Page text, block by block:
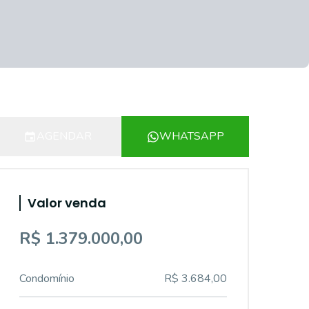
WHATSAPP
Valor venda
R$ 1.379.000,00
Condomínio R$ 3.684,00